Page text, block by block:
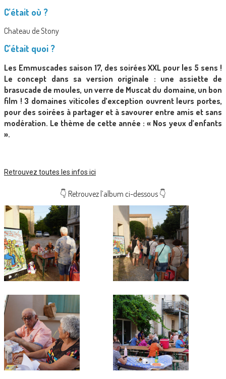
C’était où ?
Chateau de Stony
C’était quoi ?
Les Emmuscades saison 17, des soirées XXL pour les 5 sens !
Le concept dans sa version originale : une assiette de
brasucade de moules, un verre de Muscat du domaine, un bon
film ! 3 domaines viticoles d’exception ouvrent leurs portes,
pour des soirées à partager et à savourer entre amis et sans
modération. Le thème de cette année : « Nos yeux d’enfants
».
Retrouvez toutes les infos ici
👇 Retrouvez l’album ci-dessous 👇